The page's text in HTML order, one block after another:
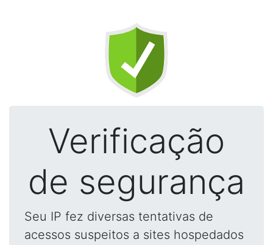
Verificação
de segurança
Seu IP fez diversas tentativas de
acessos suspeitos a sites hospedados